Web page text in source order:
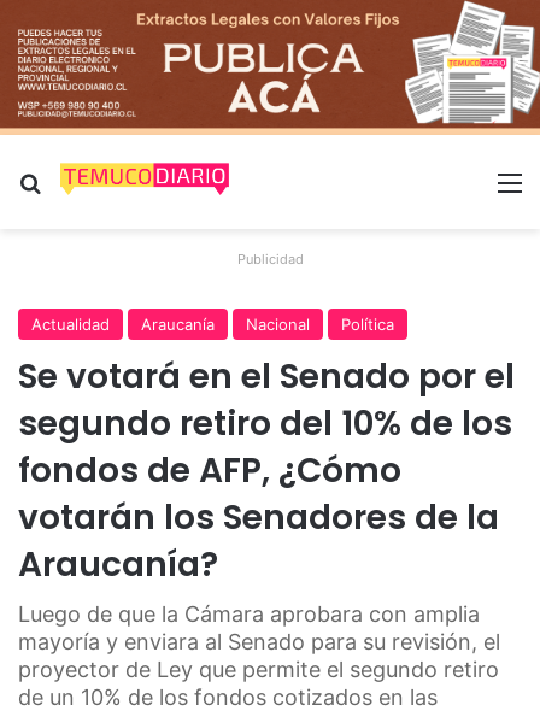
Buscar por
Publicidad
Actualidad Araucanía Nacional Política
Se votará en el Senado por el
segundo retiro del 10% de los
fondos de AFP, ¿Cómo
votarán los Senadores de la
Araucanía?
Luego de que la Cámara aprobara con amplia
mayoría y enviara al Senado para su revisión, el
proyector de Ley que permite el segundo retiro
de un 10% de los fondos cotizados en las